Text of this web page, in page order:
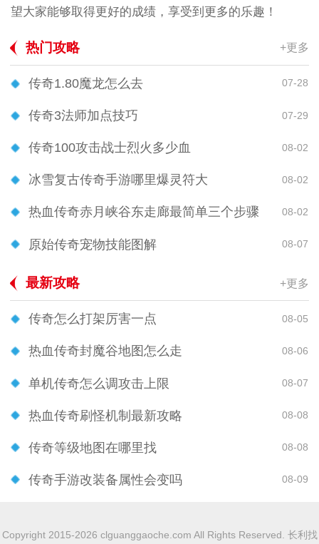
望大家能够取得更好的成绩，享受到更多的乐趣！
热门攻略 +更多
传奇1.80魔龙怎么去 07-28
传奇3法师加点技巧 07-29
传奇100攻击战士烈火多少血 08-02
冰雪复古传奇手游哪里爆灵符大 08-02
热血传奇赤月峡谷东走廊最简单三个步骤 08-02
原始传奇宠物技能图解 08-07
最新攻略 +更多
传奇怎么打架厉害一点 08-05
热血传奇封魔谷地图怎么走 08-06
单机传奇怎么调攻击上限 08-07
热血传奇刷怪机制最新攻略 08-08
传奇等级地图在哪里找 08-08
传奇手游改装备属性会变吗 08-09
Copyright 2015-2026 clguanggaoche.com All Rights Reserved. 长利找